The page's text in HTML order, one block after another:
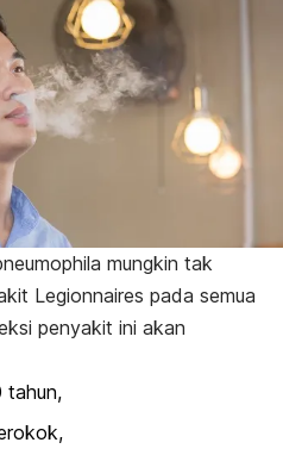
mungkin tak
Legionnaires pada semua
penyakit ini akan
tahun,